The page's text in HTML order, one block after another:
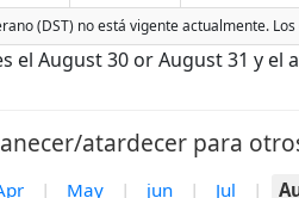
(DST) no está vigente actualmente.
el August 30 or August 31 y
atardecer para
| May | jun | Jul |